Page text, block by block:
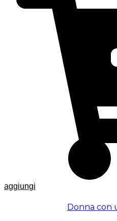
aggiungi
Donna con